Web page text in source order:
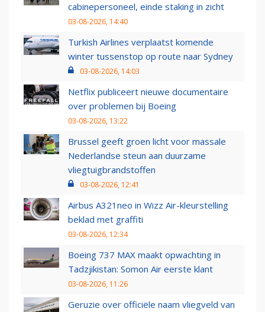
cabinepersoneel, einde staking in zicht
03-08-2026, 14:40
Turkish Airlines verplaatst komende
winter tussenstop op route naar Sydney
03-08-2026, 14:03
Netflix publiceert nieuwe documentaire
over problemen bij Boeing
03-08-2026, 13:22
Brussel geeft groen licht voor massale
Nederlandse steun aan duurzame
vliegtuigbrandstoffen
03-08-2026, 12:41
Airbus A321neo in Wizz Air-kleurstelling
beklad met graffiti
03-08-2026, 12:34
Boeing 737 MAX maakt opwachting in
Tadzjikistan: Somon Air eerste klant
03-08-2026, 11:26
Geruzie over officiële naam vliegveld van